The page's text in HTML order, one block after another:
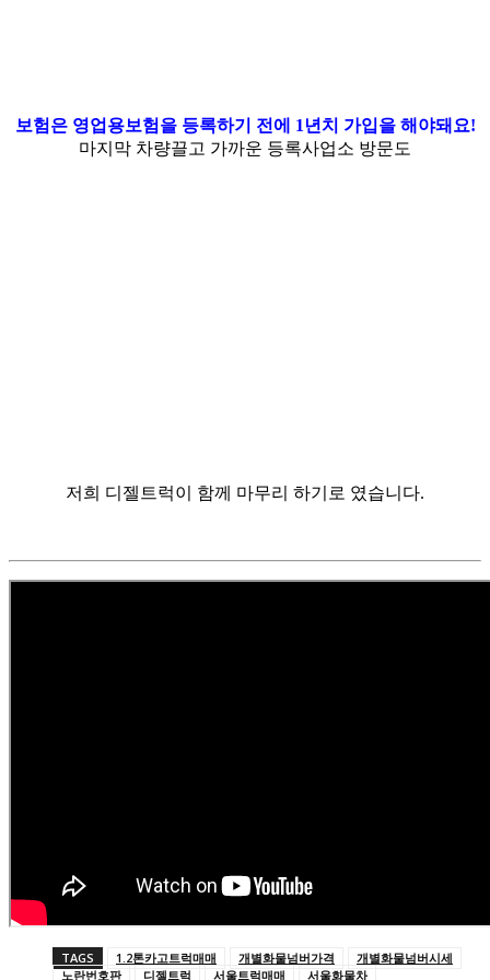
보험은 영업용보험을 등록하기 전에 1년치 가입을 해야돼요!
마지막 차량끌고 가까운 등록사업소 방문도
저희 디젤트럭이 함께 마무리 하기로 였습니다.
TAGS 1.2톤카고트럭매매 개별화물넘버가격
개별화물넘버시세
노란번호판
디젤트럭 서울트럭매매 서울화물차